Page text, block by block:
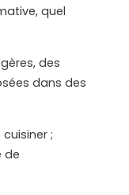
quel
des
dans des
;
de